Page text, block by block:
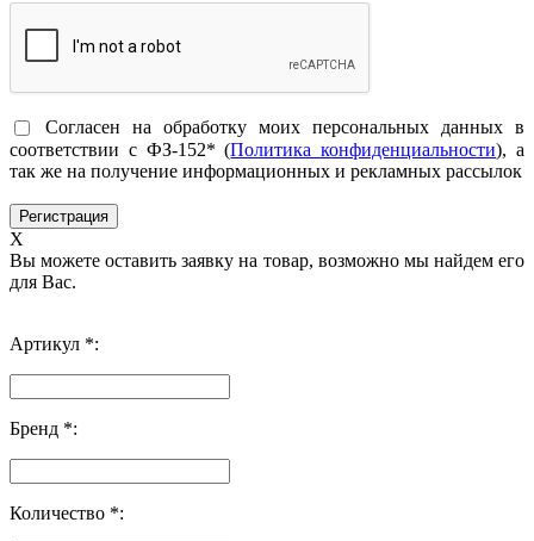
Согласен на обработку моих персональных данных в
соответствии с ФЗ-152* (Политика конфиденциальности), а
так же на получение информационных и рекламных рассылок
X
Вы можете оставить заявку на товар, возможно мы найдем его
для Вас.
Артикул *:
Бренд *:
Количество *: